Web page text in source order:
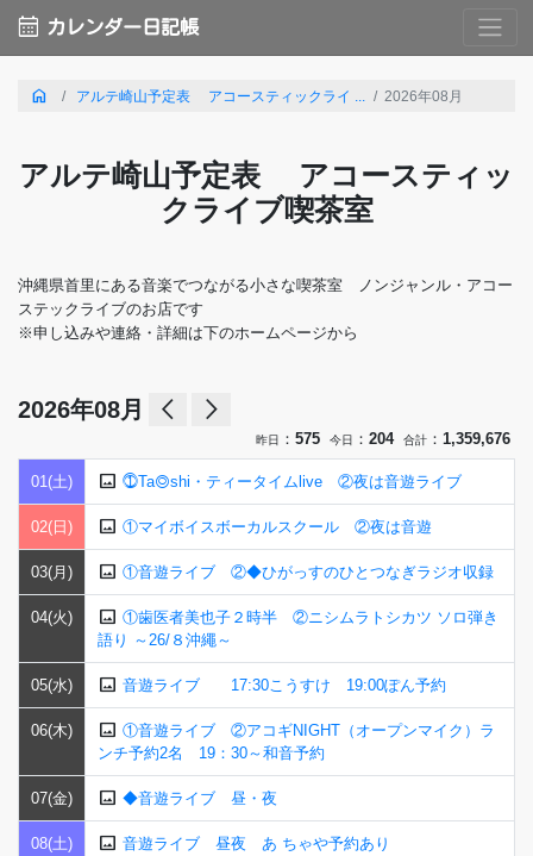
calendar_month カレンダー日記帳
home アルテ崎山予定表 アコースティックライ ... 2026年08月
アルテ崎山予定表 アコースティッ
クライブ喫茶室
沖縄県首里にある音楽でつながる小さな喫茶室 ノンジャンル・アコー
ステックライブのお店です
※申し込みや連絡・詳細は下のホームページから
2026年08月 arrow_back_ios arrow_forward_ios
昨日 ： 575 今日 ： 204 合計 ： 1,359,676
01(土) image ⓵Ta◎shi・ティータイムlive ②夜は音遊ライブ
02(日) image ①マイボイスボーカルスクール ②夜は音遊
03(月) image ①音遊ライブ ②◆ひがっすのひとつなぎラジオ収録
04(火) image ①歯医者美也子２時半 ②ニシムラトシカツ ソロ弾き
語り ～26/８沖繩～
05(水) image 音遊ライブ 17:30こうすけ 19:00ぽん予約
06(木) image ①音遊ライブ ②アコギNIGHT（オープンマイク）ラ
ンチ予約2名 19：30～和音予約
07(金) image ◆音遊ライブ 昼・夜
08(土) image 音遊ライブ 昼夜 あ ちゃや予約あり